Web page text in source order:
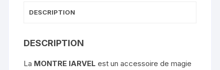
DESCRIPTION
DESCRIPTION
La MONTRE IARVEL est un accessoire de magie